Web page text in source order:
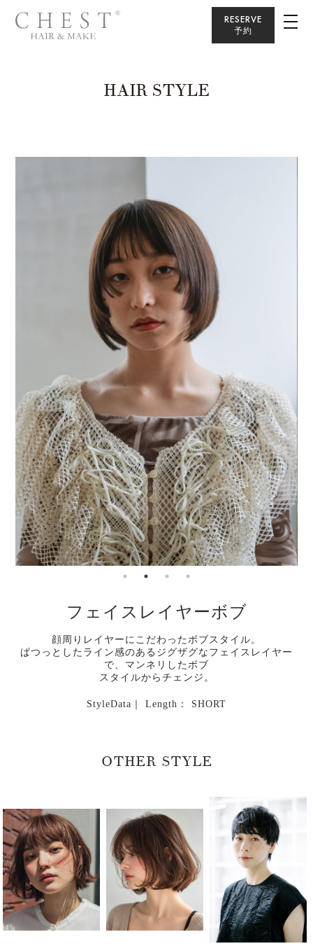
RESERVE
予約
HAIR STYLE
フェイスレイヤーボブ
顔周りレイヤーにこだわったボブスタイル。
ぱつっとしたライン感のあるジグザグなフェイスレイヤー
で、マンネリしたボブ
スタイルからチェンジ。
StyleData｜ Length： SHORT
OTHER STYLE